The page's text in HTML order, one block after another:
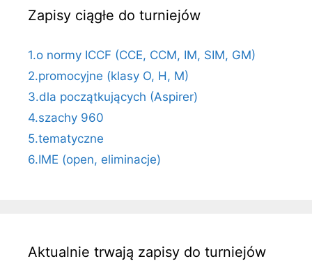
Zapisy ciągłe do turniejów
1.o normy ICCF (CCE, CCM, IM, SIM, GM)
2.promocyjne (klasy O, H, M)
3.dla początkujących (Aspirer)
4.szachy 960
5.tematyczne
6.IME (open, eliminacje)
Aktualnie trwają zapisy do turniejów